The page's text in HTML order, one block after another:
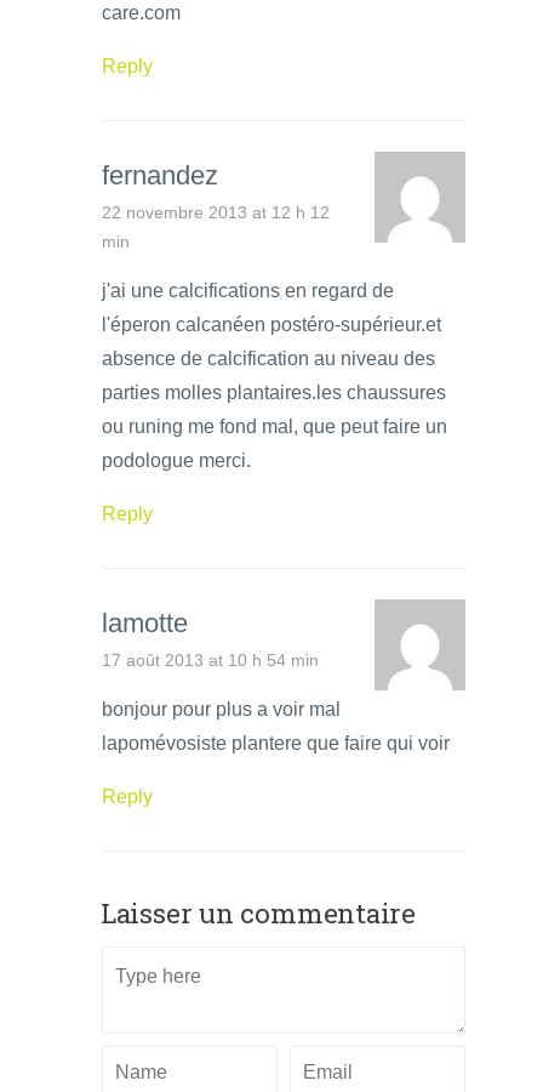
care.com
Reply
fernandez
22 novembre 2013 at 12 h 12
min
j'ai une calcifications en regard de
l'éperon calcanéen postéro-supérieur.et
absence de calcification au niveau des
parties molles plantaires.les chaussures
ou runing me fond mal, que peut faire un
podologue merci.
Reply
lamotte
17 août 2013 at 10 h 54 min
bonjour pour plus a voir mal
lapomévosiste plantere que faire qui voir
Reply
Laisser un commentaire